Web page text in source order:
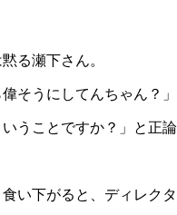
る瀬下さん。
そうにしてんちゃん？」
うことですか？」と正論
い下がると、ディレ